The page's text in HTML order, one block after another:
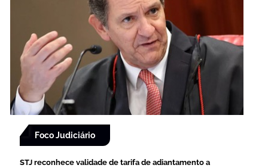
Foco Judiciário
STJ reconhece validade de tarifa de adiantamento a